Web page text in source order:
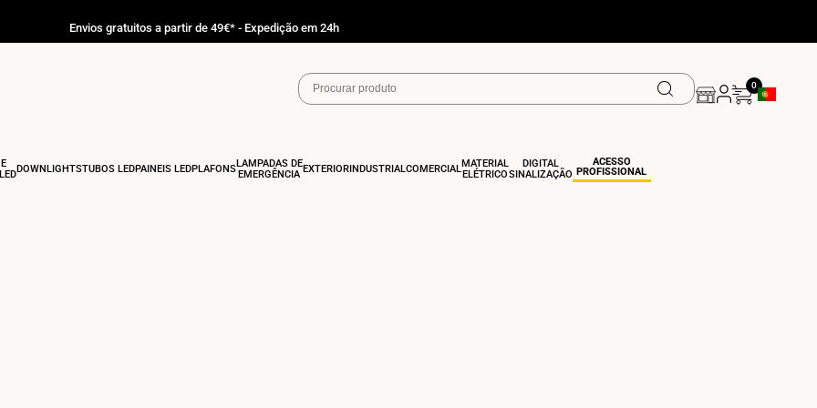
Envios gratuitos a partir de 49€* - Expedição em 24h
0
Botão De
DOWNLIGHTSTUBOS LEDPAINÉIS LEDPLAFONSLÂMPADAS DE
EMERGÊNCIAEXTERIORINDUSTRIAL COMERCIAL MATERIAL
ELÉTRICO
DIGITAL
SINALIZAÇÃO
ACESSO
PROFISSIONAL